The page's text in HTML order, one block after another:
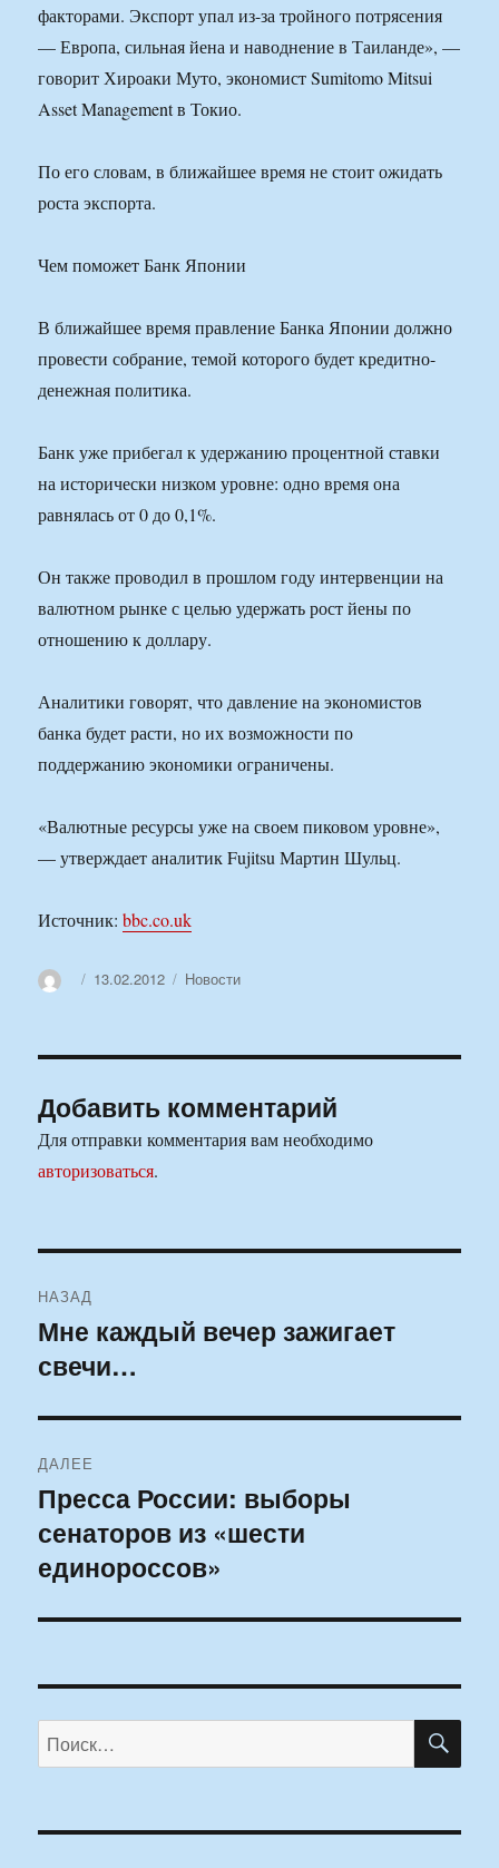
факторами. Экспорт упал из-за тройного потрясения
— Европа, сильная йена и наводнение в Таиланде», —
говорит Хироаки Муто, экономист Sumitomo Mitsui
Asset Management в Токио.
По его словам, в ближайшее время не стоит ожидать
роста экспорта.
Чем поможет Банк Японии
В ближайшее время правление Банка Японии должно
провести собрание, темой которого будет кредитно-
денежная политика.
Банк уже прибегал к удержанию процентной ставки
на исторически низком уровне: одно время она
равнялась от 0 до 0,1%.
Он также проводил в прошлом году интервенции на
валютном рынке с целью удержать рост йены по
отношению к доллару.
Аналитики говорят, что давление на экономистов
банка будет расти, но их возможности по
поддержанию экономики ограничены.
«Валютные ресурсы уже на своем пиковом уровне»,
— утверждает аналитик Fujitsu Мартин Шульц.
Источник:bbc.co.uk
АвторОпубликовано
13.02.2012 Рубрики
Новости
Добавить комментарий
Для отправки комментария вам необходимо
авторизоваться.
по
записям
НАЗАД
Предыдущая
запись:
Мне каждый вечер зажигает
свечи…
ДАЛЕЕ
Следующая
запись:
Пресса России: выборы
сенаторов из «шести
единороссов»
Искать: